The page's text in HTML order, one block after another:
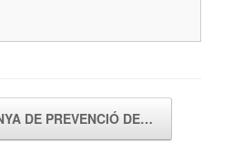
DE PREVENCIÓ DE…